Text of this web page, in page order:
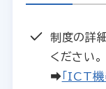
制度の詳
ください。
➡ 「ICT